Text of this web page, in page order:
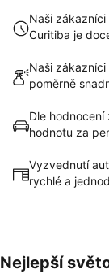
Naši
Curitiba je
Naši
poměrně
Dle
hodnotu za
Vyzvednutí
rychlé a
Nejlepší